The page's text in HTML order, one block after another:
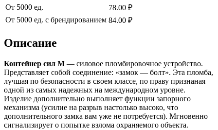
От 5000 ед.
78.00 ₽
От 5000 ед. с брендированием 84.00 ₽
Описание
Контейнер сил М — силовое пломбировочное устройство.
Представляет собой соединение: «замок — болт». Эта пломба,
лучшая по безопасности в своем классе, по праву признаная
одной из самых надежных на международном уровне.
Изделие дополнительно выполняет функции запорного
механизма (усилие на разрыв настолько высоко, что
дополнительного замка вам уже не потребуется). Мгновенно
сигнализирует о попытке взлома охраняемого объекта.